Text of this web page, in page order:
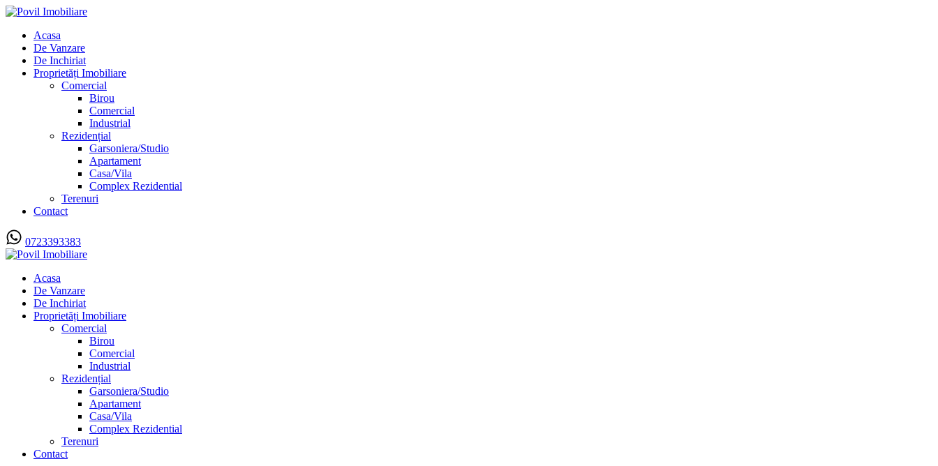
Acasa
De Vanzare
De Inchiriat
Proprietăți Imobiliare
Comercial
Birou
Comercial
Industrial
Rezidențial
Garsoniera/Studio
Apartament
Casa/Vila
Complex Rezidential
Terenuri
Contact
0723393383
Acasa
De Vanzare
De Inchiriat
Proprietăți Imobiliare
Comercial
Birou
Comercial
Industrial
Rezidențial
Garsoniera/Studio
Apartament
Casa/Vila
Complex Rezidential
Terenuri
Contact